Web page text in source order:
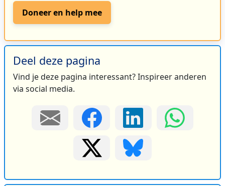
Doneer en help mee
Deel deze pagina
Vind je deze pagina interessant? Inspireer anderen
via social media.